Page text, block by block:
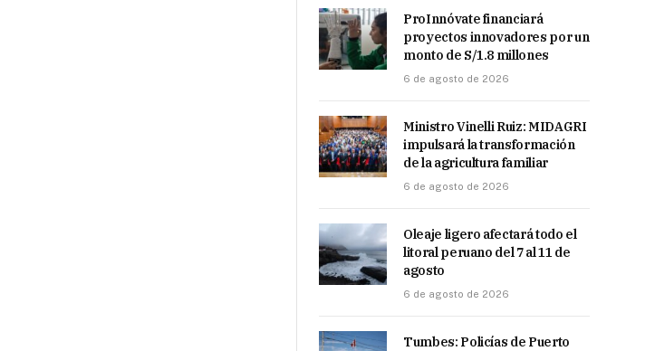
ProInnóvate financiará
proyectos innovadores por un
monto de S/1.8 millones
6 de agosto de 2026
Ministro Vinelli Ruiz: MIDAGRI
impulsará la transformación
de la agricultura familiar
6 de agosto de 2026
Oleaje ligero afectará todo el
litoral peruano del 7 al 11 de
agosto
6 de agosto de 2026
Tumbes: Policías de Puerto